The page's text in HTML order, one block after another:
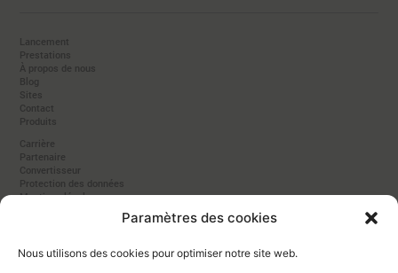
Paramètres des cookies
Nous utilisons des cookies pour optimiser notre site web.
Lancement
Prestations
À propos de nous
Blog
Sites
Contact
Produits
Carrière
Partenaire
Convertisseur
Protection des données
Mentions légales
KTB Import-Export Handelsgesellschaft mbH & Co. KG 2025 - Tous droits réservés.